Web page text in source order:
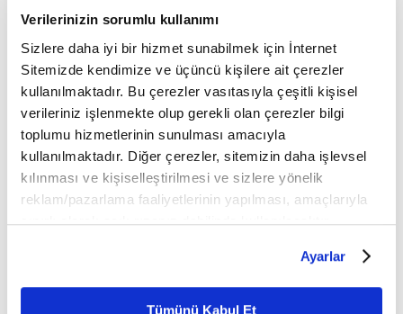
Verilerinizin sorumlu kullanımı
Sizlere daha iyi bir hizmet sunabilmek için İnternet
Sitemizde kendimize ve üçüncü kişilere ait çerezler
kullanılmaktadır. Bu çerezler vasıtasıyla çeşitli kişisel
verileriniz işlenmekte olup gerekli olan çerezler bilgi
toplumu hizmetlerinin sunulması amacıyla
kullanılmaktadır. Diğer çerezler, sitemizin daha işlevsel
kılınması ve kişiselleştirilmesi ve sizlere yönelik
reklam/pazarlama faaliyetlerinin yapılması, amaçlarıyla
sınırlı olarak açık rızanız dahilinde kullanılacaktır.
belirleyebilirsiniz. Çerezlere ilişkin detaylı bilgi için
Ayarlar butonuna tıklayabilir,Çerez Bilgilendirme
Metnimizi ziyaret edebilirsiniz.
Ayarlar
Tümünü Kabul Et
Zamanın dünyasında
kelimelere yetişebilmek:
Hızlı okuma
Hayatımıza her gün bir
milyondan fazla sözcüğün dahil
olduğunun farkındayız.
Dergiler, gazeteler, afişler,
alıştırma...
değil'
Doç. Dr. Kılıç "Denizin
doğallığına kapılıp su altına
gözünüzü açmayın. Sanılanın
aksine deniz tuzu göze faydalı
değil,...
şaheserler yaratan
Aşık ve sevgilinin temsilcisi
Divan şiirlerinde göz